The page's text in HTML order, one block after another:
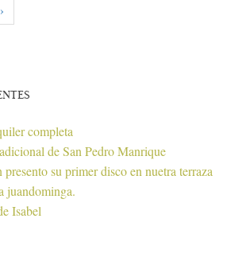
›
completa
de San Pedro Manrique
su primer disco en nuetra terraza
juandominga.
Isabel